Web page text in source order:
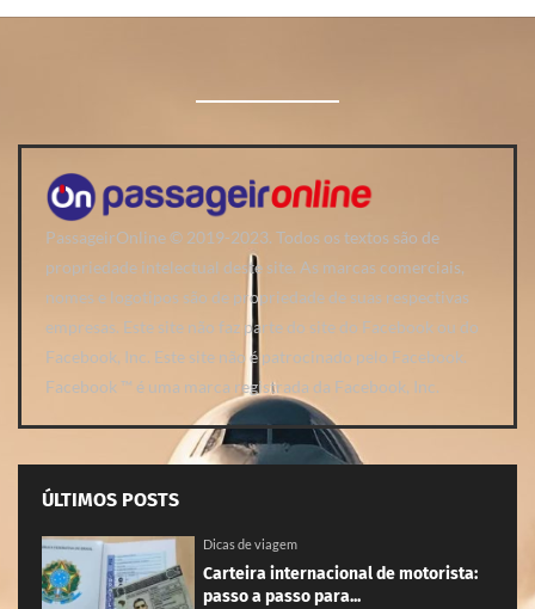
PassageirOnline © 2019-2023. Todos os textos são de
propriedade intelectual deste site. As marcas comerciais,
nomes e logotipos são de propriedade de suas respectivas
empresas. Este site não faz parte do site do Facebook ou do
Facebook, Inc. Este site não é patrocinado pelo Facebook.
Facebook ™ é uma marca registrada da Facebook, Inc.
ÚLTIMOS POSTS
Dicas de viagem
Carteira internacional de motorista:
passo a passo para...